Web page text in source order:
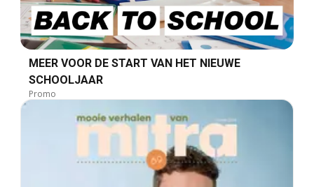
MEER VOOR DE START VAN HET NIEUWE
SCHOOLJAAR
Promo